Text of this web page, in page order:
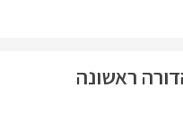
ראשונה